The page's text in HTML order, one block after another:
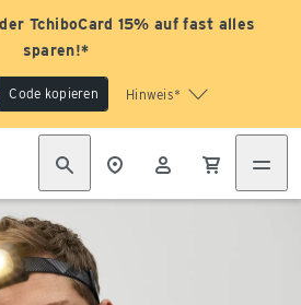
TchiboCard 15% auf fast alles
sparen!*
Code kopieren Hinweis*